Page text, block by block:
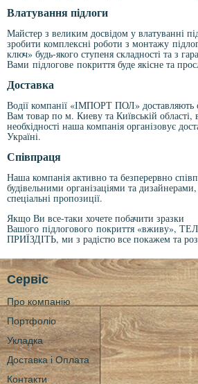
Влатування підлоги
Майстер з великим досвідом у влатуванні
зробити комплексні роботи з монтажу
ключ» будь-якого ступеня складності та з
Вами підлогове покриття буде якісне та
Доставка
Водії компанії «ІМПОРТ ПОЛ» доставляють
Вам товар по м. Киеву та Київській
необхідності наша компанія організовує
Україні.
Співпраця
Наша компанія активно та безперервно
будівельними організаціями та
спеціальні пропозиції.
Якщо Ви все-таки хочете побачити зразки
Вашого підлогового покриття «вживу»,
ПРИЇЗДІТЬ, ми з радістю все покажем та
Сервіс
Про компанію
Портфоліо
Укладка
Доставка і Оплата
Контакти